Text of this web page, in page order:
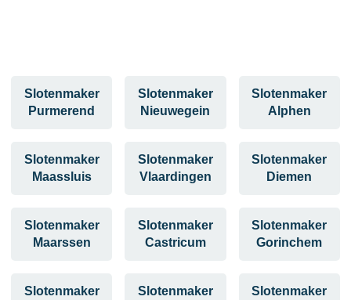
Slotenmaker
Purmerend
Slotenmaker
Nieuwegein
Slotenmaker
Alphen
Slotenmaker
Maassluis
Slotenmaker
Vlaardingen
Slotenmaker
Diemen
Slotenmaker
Maarssen
Slotenmaker
Castricum
Slotenmaker
Gorinchem
Slotenmaker
Slotenmaker
Slotenmaker